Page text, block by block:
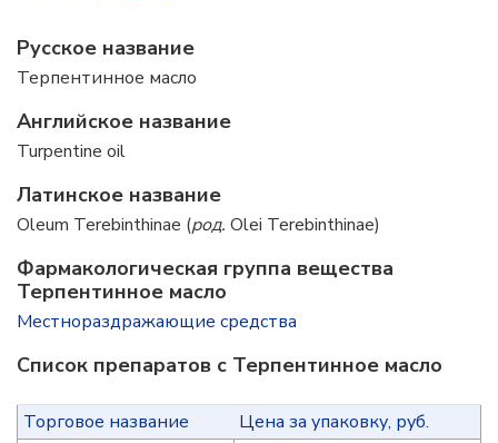
Русское название
Терпентинное масло
Английское название
Turpentine oil
Латинское название
Oleum Terebinthinae (род. Olei Terebinthinae)
Фармакологическая группа вещества
Терпентинное масло
Местнораздражающие средства
Список препаратов с Терпентинное масло
Торговое название
Цена за упаковку, руб.